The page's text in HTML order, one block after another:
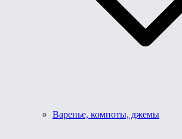
Варенье, компоты, джемы